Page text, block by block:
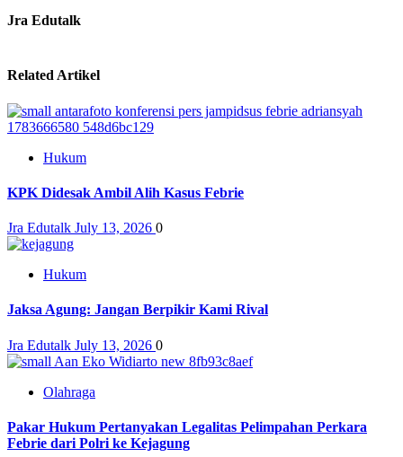
Jra Edutalk
Related Artikel
Hukum
KPK Didesak Ambil Alih Kasus Febrie
Jra Edutalk July 13, 2026 0
Hukum
Jaksa Agung: Jangan Berpikir Kami Rival
Jra Edutalk July 13, 2026 0
Olahraga
Pakar Hukum Pertanyakan Legalitas Pelimpahan Perkara
Febrie dari Polri ke Kejagung